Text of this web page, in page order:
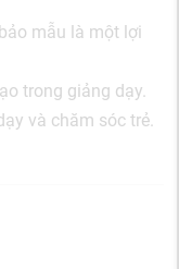
mẫu là một lợi
trong giảng dạy.
và chăm sóc trẻ.